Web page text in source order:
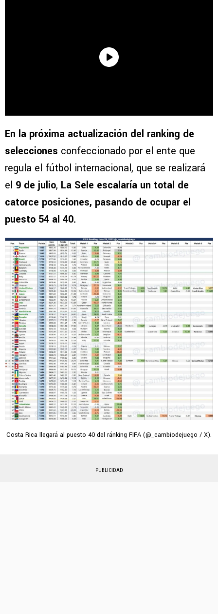
En la próxima actualización del ranking de
selecciones confeccionado por el ente que
regula el fútbol internacional, que se realizará
el 9 de julio, La Sele escalaría un total de
catorce posiciones, pasando de ocupar el
puesto 54 al 40.
Costa Rica llegará al puesto 40 del ránking FIFA (@_cambiodejuego / X).
PUBLICIDAD